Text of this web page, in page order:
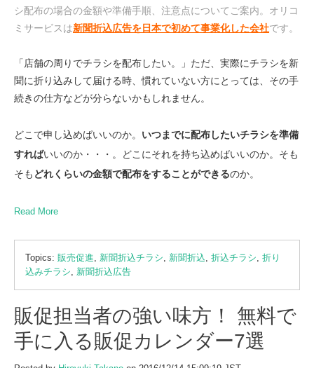
シ配布の場合の金額や準備手順、注意点についてご案内。オリコ
ミサービスは新聞折込広告を日本で初めて事業化した会社です。
「店舗の周りでチラシを配布したい。」ただ、実際にチラシを新
聞に折り込みして届ける時、慣れていない方にとっては、その手
続きの仕方などが分らないかもしれません。
どこで申し込めばいいのか。 いつまでに配布したいチラシを準備
すればいいのか・・・。どこにそれを持ち込めばいいのか。そも
そも どれくらいの金額で配布をすることができるのか。
Read More
Topics: 販売促進, 新聞折込チラシ, 新聞折込, 折込チラシ, 折り
込みチラシ, 新聞折込広告
販促担当者の強い味方！ 無料で
手に入る販促カレンダー7選